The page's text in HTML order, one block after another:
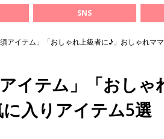
SNS
アイテム」「おしゃれ上級者に♪」おしゃれマ
イテム」「おしゃ
入りアイテム5選